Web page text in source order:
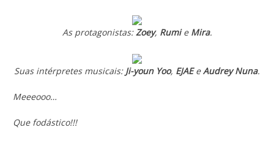
As protagonistas:Zoey, Rumie Mira.
Suas intérpretes musicais: Ji-youn Yoo, EJAEeAudrey Nuna.
Meeeooo…
Que fodástico!!!